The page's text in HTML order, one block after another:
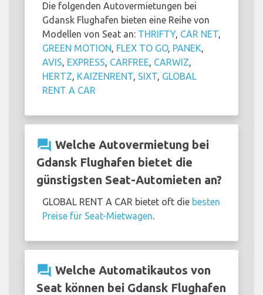
Die folgenden Autovermietungen bei
Gdansk Flughafen bieten eine Reihe von
Modellen von Seat an: THRIFTY, CAR NET
GREEN MOTION FLEX TO GO, PANEK
AVIS EXPRESS CARFREE CARWIZ
HERTZ KAIZENRENT SIXT GLOBAL
RENT A CAR
question_answer Welche Autovermietung bei
Gdansk Flughafen bietet die
günstigsten Seat-Automieten an?
GLOBAL RENT A CAR bietet oft die besten
Preise für Seat-Mietwagen
question_answer Welche Automatikautos von
Seat können bei Gdansk Flughafen